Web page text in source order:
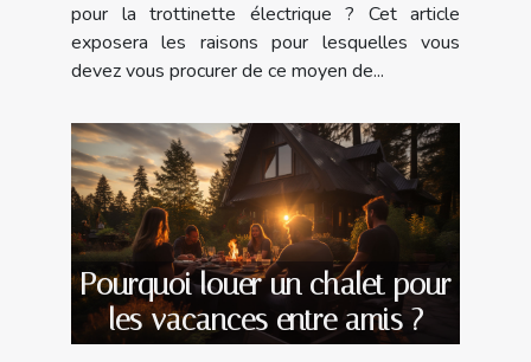
pour la trottinette électrique ? Cet article
exposera les raisons pour lesquelles vous
devez vous procurer de ce moyen de...
Pourquoi louer un chalet pour
les vacances entre amis ?